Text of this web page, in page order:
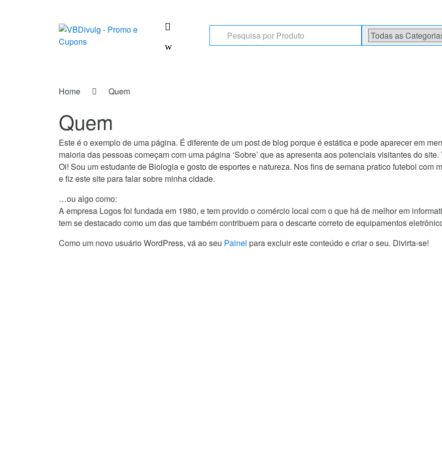
Search
for:
Home Quem
Quem
Este é o exemplo de uma página. É diferente de um post de blog porque é estática e pode aparecer em
maioria das pessoas começam com uma página ‘Sobre’ que as apresenta aos potenciais visitantes do
Oi! Sou um estudante de Biologia e gosto de esportes e natureza. Nos fins de semana pratico futebol com
e fiz este site para falar sobre minha cidade.
…ou algo como:
A empresa Logos foi fundada em 1980, e tem provido o comércio local com o que há de melhor em
tem se destacado como um das que também contribuem para o descarte correto de equipamentos
Como um novo usuário WordPress, vá ao seu Painel para excluir este conteúdo e criar o seu. Divirta-se!